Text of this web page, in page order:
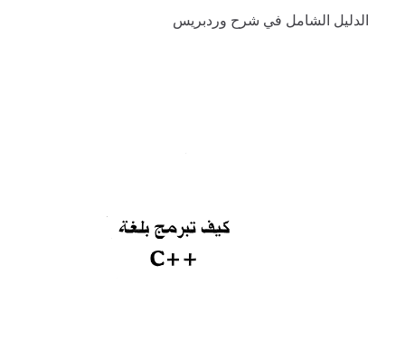
الدليل الشامل في شرح وردبريس